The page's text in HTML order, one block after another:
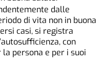
dalle
di vita non in buona
casi, si registra
con
persona e per i suoi